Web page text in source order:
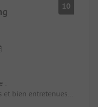
10
:
bien entretenues,